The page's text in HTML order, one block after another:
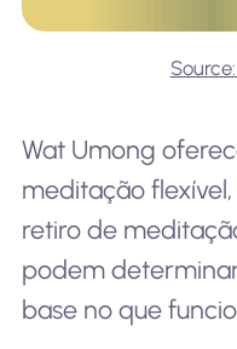
Wat Umong
meditação
retiro de
podem
base no que